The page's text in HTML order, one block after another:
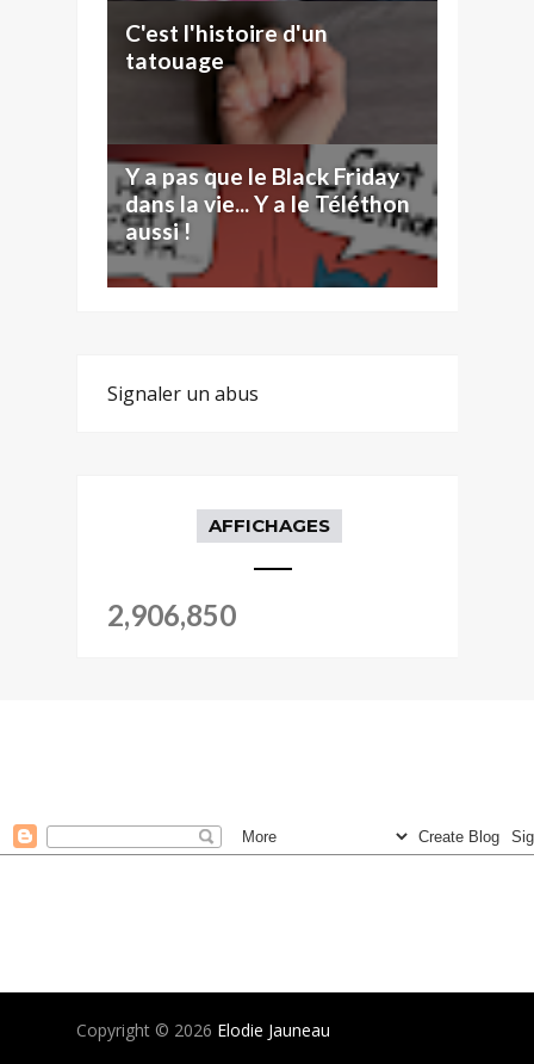
C'est l'histoire d'un
tatouage
Y a pas que le Black Friday
dans la vie... Y a le Téléthon
aussi !
Signaler un abus
AFFICHAGES
2,906,850
Copyright © 2026 Elodie Jauneau